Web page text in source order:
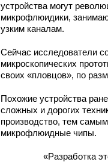
устройства могут
микрофлюидики,
узким каналам.
Сейчас исследователи
микроскопических
своих «пловцов», по
Похожие устройства
сложных и дорогих
производство, тем
микрофлюидные чипы.
«Разработка